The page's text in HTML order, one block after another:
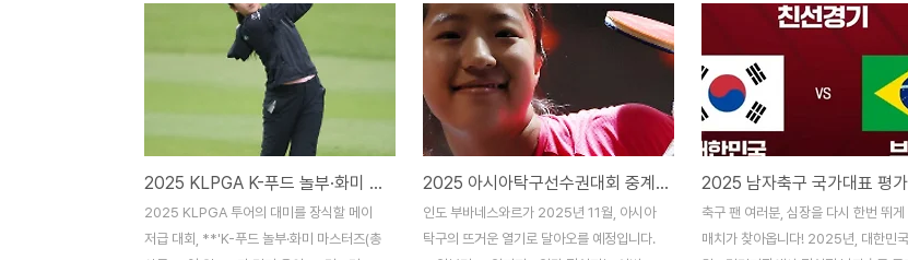
실제로 써보면서 정리한 기능과 장단점을 공
유합니다.접속 링크:
https://minimalbreeze.github.io/-
maumjaro/별도 앱 설치 불필요 (웹 기반,
PWA 홈 화면 추가 지원)비용: 무료맘운자로
사용법 완벽 정리 – 마음에 놓는 셀프 처방 앱
- minimalbreeze sports 핵심 기능 정리
1) 6가지 감정 카테고리 + 증상별 처방 용량
앱을 실행하면 스트레스, 불안, 우울..
여자단식 최초 38년 만의 덴마크오픈 우승에
도전하는 중요한 무대입니다. 올해 시즌 다수
국제대회에서 우승하며 좋은 컨디션을 유지
하고 있어 기대를 모으고 있습니다. BWF 덴
마크오픈 중계 대회 일정 및 안세영 경기 전
망2025 덴마크오픈은 14일부터 19일까지
치러지며, 상금 95만 달러 규모의 슈퍼 750
등급 대회입니다. 안세영은 경기 초반부터 빠
르고 안정적인 경기 운영을 통해 우수한 경기
전 포인트와 함께, 어디서든 편안하게
시청할 수 있는 방법을 상세히 알려드
니다! LPGA 뷰익 상하이 중계 대회 하
이트: 이소미, 시즌 2승 청신호! K-골
들의 맹추격!3라운드에서 가장 눈에
약을 펼친 선수는 바로 이소미 선수였
중국 상하이 치중 가든 골프클럽(파
72·6,703야드)에서 열린 3라운드에
6개와 보기 1개로 무려 67타(5언더파
2025 KLPGA K-푸드 놀부·화미 마스터즈, 중계 시청 방법 총정리!
2025 KLPGA 투어의 대미를 장식할 메이
저급 대회, **'K-푸드 놀부·화미 마스터즈(총
2025 아시아탁구선수권대회 중계 경기일정 시간: 런던을 향한 전초전
인도 부바네스와르가 2025년 11월, 아시아
탁구의 뜨거운 열기로 달아오를 예정입니다.
축구 팬 여러분, 심장을 다시 한번 뛰게
매치가 찾아옵니다! 2025년, 대한민